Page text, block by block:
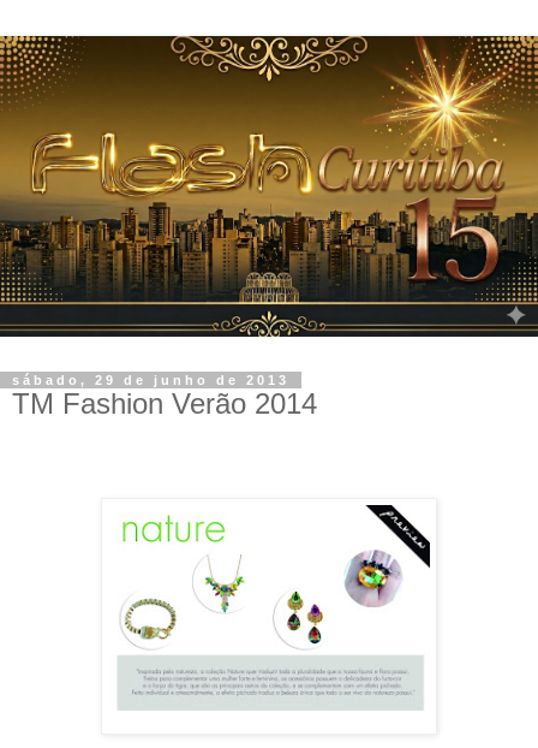
sábado, 29 de junho de 2013
TM Fashion Verão 2014